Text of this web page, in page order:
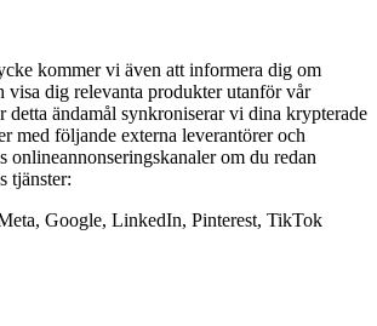
kommer vi även att informera dig om
visa dig relevanta produkter utanför vår
detta ändamål synkroniserar vi dina krypterade
med följande externa leverantörer och
onlineannonseringskanaler om du redan
tjänster:
Google, LinkedIn, Pinterest, TikTok